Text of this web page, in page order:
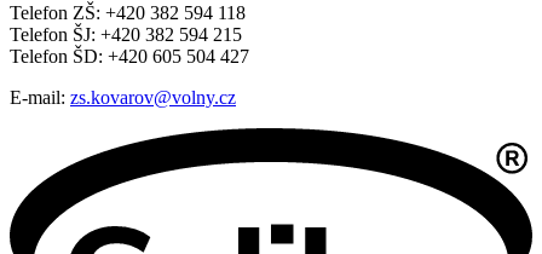
Telefon ZŠ: +420 382 594 118
Telefon ŠJ: +420 382 594 215
Telefon ŠD: +420 605 504 427
E-mail: zs.kovarov@volny.cz